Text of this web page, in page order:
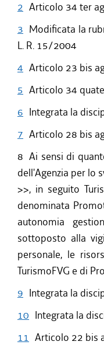
2 Articolo 34 ter
3 Modificata la
L. R. 15/2004
4 Articolo 23 bis
5 Articolo 34
6 Integrata la
7 Articolo 28 bis
8 Ai sensi di
dell'Agenzia per lo
>>, in seguito
denominata
autonomia
sottoposto alla
personale, le
TurismoFVG e di
9 Integrata la
10 Integrata la
11 Articolo 22 bis